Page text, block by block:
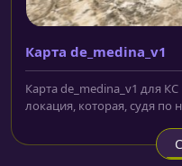
Карта de_medina_v1
Карта de_medina_v1 для
локация, которая, судя по